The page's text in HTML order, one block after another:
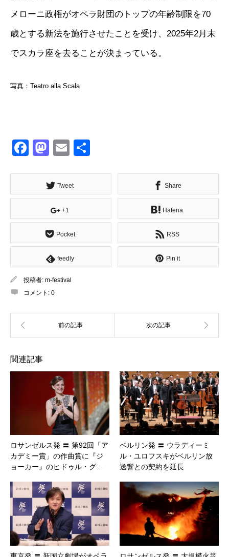
メローニ政権がオペラ財団のトップの年齢制限を70
歳とする新法を施行させたことを受け、2025年2月末
でスカラ座を去ることが決まっている。
写真：Teatro alla Scala
Facebook
Mastodon
Email
Tweet Share
+1 Hatena
Pocket RSS
feedly Pin it
投稿者: m-festival
コメント: 0
関連記事
ロサンゼルス発 〓 第92回「ア
カデミー賞」の作曲賞に『ジ
ョーカー』のヒドゥル・グ…
ベルリン発 〓 ウラディーミ
ル・ユロフスキがベルリン放
送響との契約を延長